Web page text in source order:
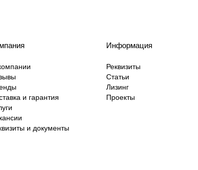
и гарантия
и документы
Информация
Реквизиты
Статьи
Лизинг
Проекты